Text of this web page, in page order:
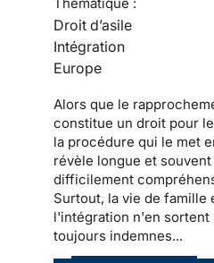
Thématique :
Droit d’asile
Intégration
Europe
Alors que le
constitue un droit pour
la procédure qui le met
révèle longue et souvent
difficilement
Surtout, la vie de famille
l'intégration n'en sortent
toujours indemnes...